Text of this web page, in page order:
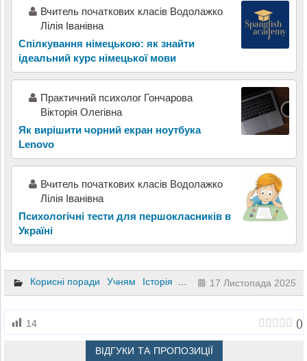
Вчитель початкових класів Водолажко
Лілія Іванівна
Спілкування німецькою: як знайти
ідеальний курс німецької мови
Практичний психолог Гончарова
Вікторія Олегівна
Як вирішити чорний екран ноутбука
Lenovo
Вчитель початкових класів Водолажко
Лілія Іванівна
Психологічні тести для першокласників в
Україні
Корисні поради Учням Історія 11 клас17 Листопада 2025
14 ()
ВІДГУКИ ТА ПРОПОЗИЦІЇ